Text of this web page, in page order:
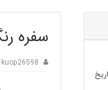
سفره
kuop26598